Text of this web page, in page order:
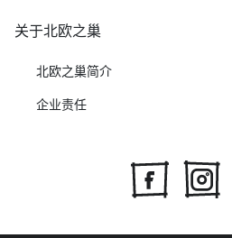
关于北欧之巢
北欧之巢简介
企业责任